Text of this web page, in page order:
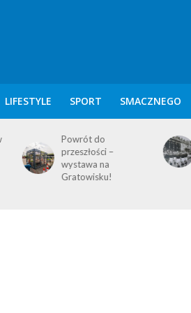
LIFESTYLE SPORT SMACZNEGO
KALENDARIUM
POZNAŃSKIE – 8
SIERPNIA